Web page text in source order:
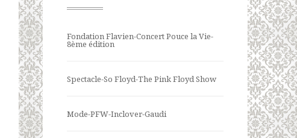
Fondation Flavien-Concert Pouce la Vie-
8ème édition
Spectacle-So Floyd-The Pink Floyd Show
Mode-PFW-Inclover-Gaudi